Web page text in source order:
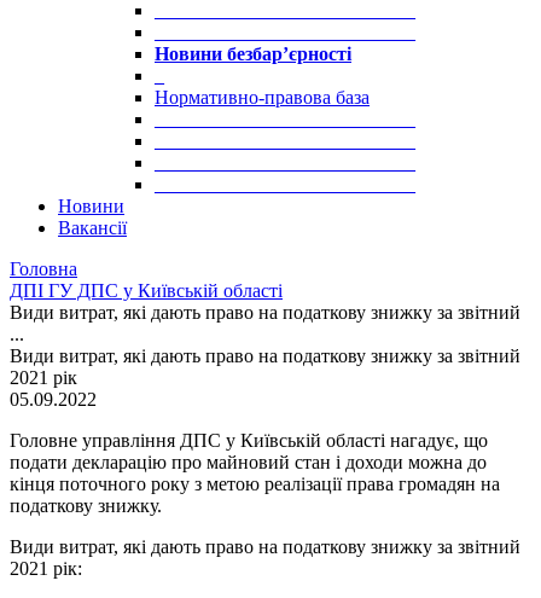
Новини безбар’єрності
Нормативно-правова база
Новини
Вакансії
Головна
ДПІ ГУ ДПС у Київській області
Види витрат, які дають право на податкову знижку за звітний
...
Види витрат, які дають право на податкову знижку за звітний
2021 рік
05.09.2022
Головне управління ДПС у Київській області нагадує, що
подати декларацію про майновий стан і доходи можна до
кінця поточного року з метою реалізації права громадян на
податкову знижку.
Види витрат, які дають право на податкову знижку за звітний
2021 рік: